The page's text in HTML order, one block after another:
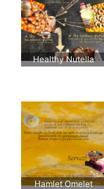
Healthy Nutella
Hamlet Omelet